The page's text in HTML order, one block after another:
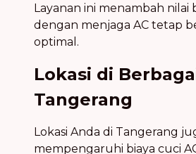
Layanan ini menambah nilai
dengan menjaga AC tetap
optimal.
Lokasi di
Tangerang
Lokasi Anda di Tangerang
mempengaruhi biaya cuci